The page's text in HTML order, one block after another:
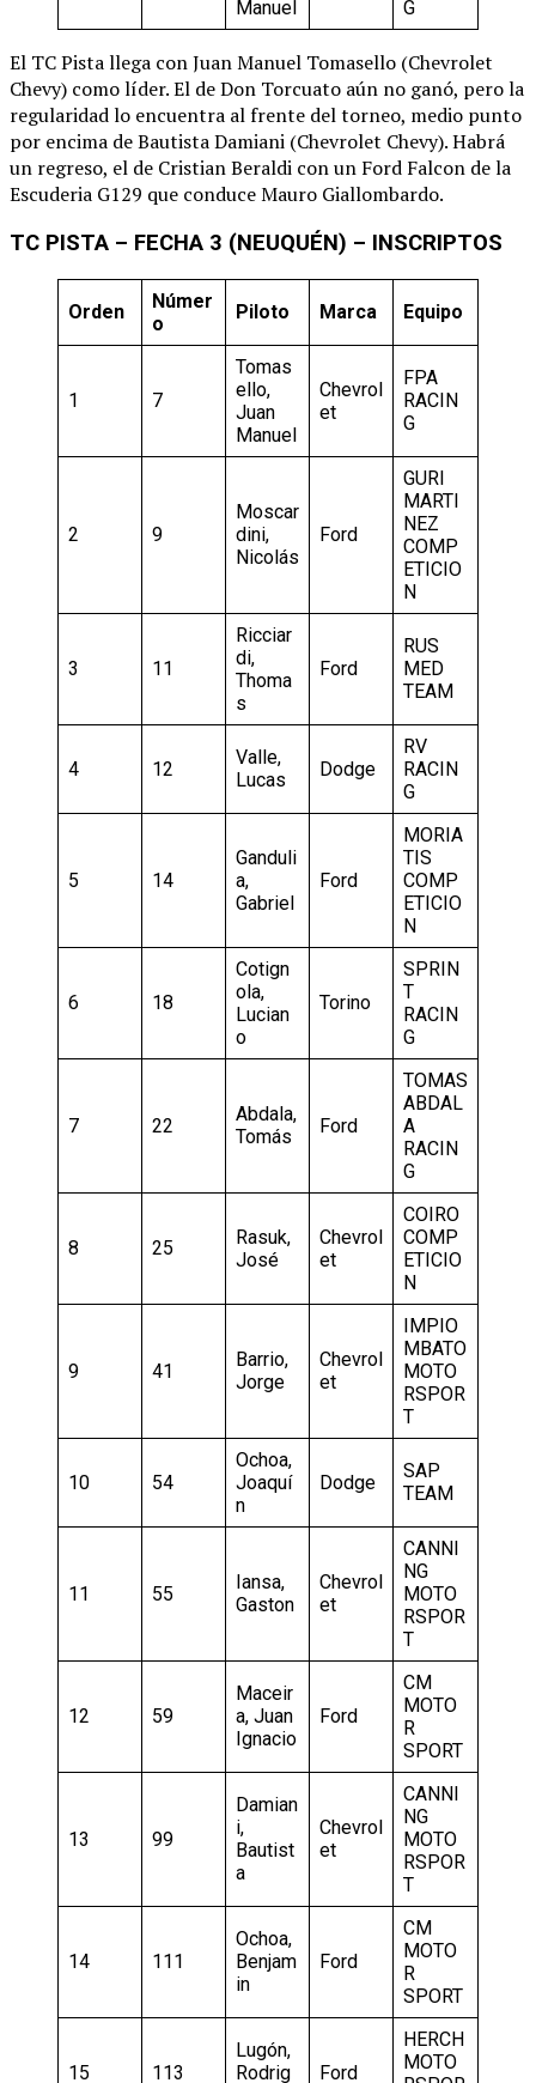
Manuel
G
El TC Pista llega con Juan Manuel Tomasello (Chevrolet
Chevy) como líder. El de Don Torcuato aún no ganó, pero la
regularidad lo encuentra al frente del torneo, medio punto
por encima de Bautista Damiani (Chevrolet Chevy). Habrá
un regreso, el de Cristian Beraldi con un Ford Falcon de la
Escuderia G129 que conduce Mauro Giallombardo.
TC PISTA – FECHA 3 (NEUQUÉN) – INSCRIPTOS
Orden
Númer
o
Piloto Marca Equipo
1 7
Tomas
ello,
Juan
Manuel
Chevrol
et
FPA
RACIN
G
2 9
Moscar
dini,
Nicolás
Ford
GURI
MARTI
NEZ
COMP
ETICIO
N
3 11
Ricciar
di,
Thoma
s
Ford
RUS
MED
TEAM
4 12
Valle,
Lucas
Dodge
RV
RACIN
G
5 14
Ganduli
a,
Gabriel
Ford
MORIA
TIS
COMP
ETICIO
N
6 18
Cotign
ola,
Lucian
o
Torino
SPRIN
T
RACIN
G
7 22
Abdala,
Tomás
Ford
TOMAS
ABDAL
A
RACIN
G
8 25
Rasuk,
José
Chevrol
et
COIRO
COMP
ETICIO
N
9 41
Barrio,
Jorge
Chevrol
et
IMPIO
MBATO
MOTO
RSPOR
T
10 54
Ochoa,
Joaquí
n
Dodge
SAP
TEAM
11 55
Iansa,
Gaston
Chevrol
et
CANNI
NG
MOTO
RSPOR
T
12 59
Maceir
a, Juan
Ignacio
Ford
CM
MOTO
R
SPORT
13 99
Damian
i,
Bautist
a
Chevrol
et
CANNI
NG
MOTO
RSPOR
T
14 111
Ochoa,
Benjam
in
Ford
CM
MOTO
R
SPORT
15 113
Lugón,
Rodrig
Ford
HERCH
MOTO